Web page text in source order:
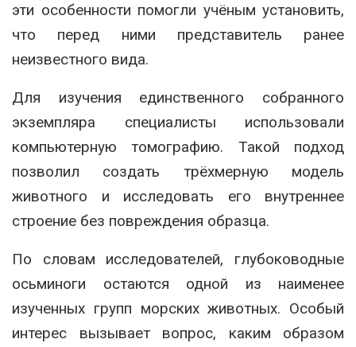
эти особенности помогли учёным установить,
что перед ними представитель ранее
неизвестного вида.
Для изучения единственного собранного
экземпляра специалисты использовали
компьютерную томографию. Такой подход
позволил создать трёхмерную модель
животного и исследовать его внутреннее
строение без повреждения образца.
По словам исследователей, глубоководные
осьминоги остаются одной из наименее
изученных групп морских животных. Особый
интерес вызывает вопрос, каким образом